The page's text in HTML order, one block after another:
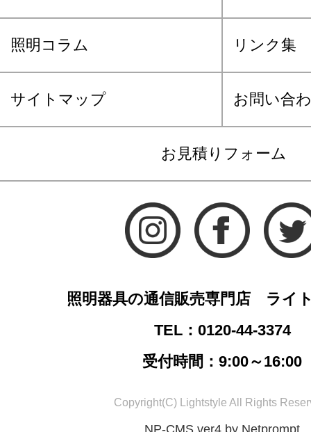
照明コラム リンク集
サイトマップ お問い合
お見積りフォーム
照明器具の通信販売専門店 ライ
TEL：0120-44-3374
受付時間：9:00～16:00
Copyright(C) Lightstyle All Rights